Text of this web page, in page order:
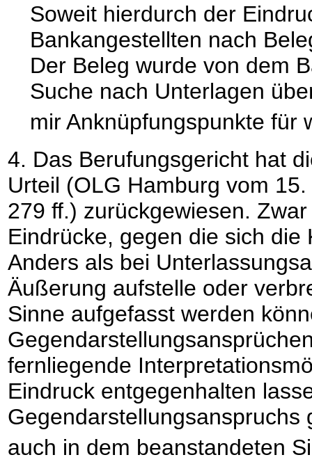
Soweit hierdurch der
Bankangestellten nach
Der Beleg wurde von dem
Suche nach Unterlagen
mir Anknüpfungspunkte für
4. Das Berufungsgericht hat
Urteil (OLG Hamburg vom
279 ff.) zurückgewiesen.
Eindrücke, gegen die sich
Anders als bei
Äußerung aufstelle oder
Sinne aufgefasst werden
fernliegende
Eindruck entgegenhalten
Gegendarstellungsanspruchs
auch in dem beanstandeten